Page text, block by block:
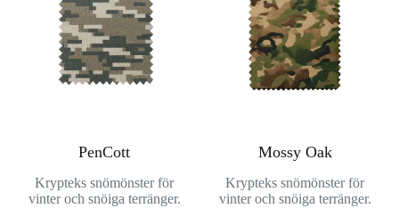
PenCott
Krypteks snömönster för
vinter och snöiga terränger.
Mossy Oak
Krypteks snömönster för
vinter och snöiga terränger.